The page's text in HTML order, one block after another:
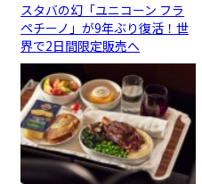
スタバの幻「ユニコーン フラ
ペチーノ」が9年ぶり復活！世
界で2日間限定販売へ